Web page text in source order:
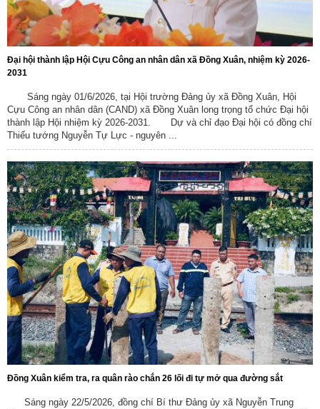
Đại hội thành lập Hội Cựu Công an nhân dân xã Đồng Xuân, nhiệm kỳ 2026-
2031
Sáng ngày 01/6/2026, tại Hội trường Đảng ủy xã Đồng Xuân, Hội
Cựu Công an nhân dân (CAND) xã Đồng Xuân long trọng tổ chức Đại hội
thành lập Hội nhiệm kỳ 2026-2031. Dự và chỉ đạo Đại hội có đồng chí
Thiếu tướng Nguyễn Tự Lực - nguyên ...
Đồng Xuân kiểm tra, ra quân rào chắn 26 lối đi tự mở qua đường sắt
Sáng ngày 22/5/2026, đồng chí Bí thư Đảng ủy xã Nguyễn Trung